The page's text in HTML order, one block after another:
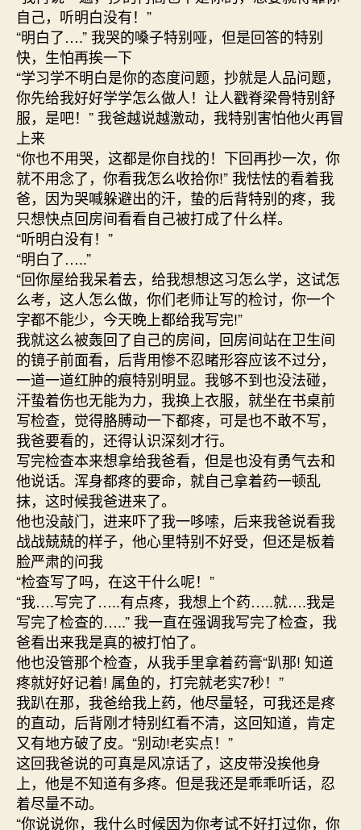
自己，听明白没有！”
“明白了….” 我哭的嗓子特别哑，但是回答的特别
快，生怕再挨一下
“学习学不明白是你的态度问题，抄就是人品问题，
你先给我好好学学怎么做人！让人戳脊梁骨特别舒
服，是吧！” 我爸越说越激动，我特别害怕他火再冒
上来
“你也不用哭，这都是你自找的！下回再抄一次，你
就不用念了，你看我怎么收拾你!” 我怯怯的看着我
爸，因为哭喊躲避出的汗，蛰的后背特别的疼，我
只想快点回房间看看自己被打成了什么样。
“听明白没有！”
“明白了…..”
“回你屋给我呆着去，给我想想这习怎么学，这试怎
么考，这人怎么做，你们老师让写的检讨，你一个
字都不能少，今天晚上都给我写完!”
我就这么被轰回了自己的房间，回房间站在卫生间
的镜子前面看，后背用惨不忍睹形容应该不过分，
一道一道红肿的痕特别明显。我够不到也没法碰，
汗蛰着伤也无能为力，我换上衣服，就坐在书桌前
写检查，觉得胳膊动一下都疼，可是也不敢不写，
我爸要看的，还得认识深刻才行。
写完检查本来想拿给我爸看，但是也没有勇气去和
他说话。浑身都疼的要命，就自己拿着药一顿乱
抹，这时候我爸进来了。
他也没敲门，进来吓了我一哆嗦，后来我爸说看我
战战兢兢的样子，他心里特别不好受，但还是板着
脸严肃的问我
“检查写了吗，在这干什么呢！”
“我….写完了…..有点疼，我想上个药…..就….我是
写完了检查的…..” 我一直在强调我写完了检查，我
爸看出来我是真的被打怕了。
他也没管那个检查，从我手里拿着药膏“趴那! 知道
疼就好好记着! 属鱼的，打完就老实7秒！”
我趴在那，我爸给我上药，他尽量轻，可我还是疼
的直动，后背刚才特别红看不清，这回知道，肯定
又有地方破了皮。“别动!老实点！”
这回我爸说的可真是风凉话了，这皮带没挨他身
上，他是不知道有多疼。但是我还是乖乖听话，忍
着尽量不动。
“你说说你，我什么时候因为你考试不好打过你，你